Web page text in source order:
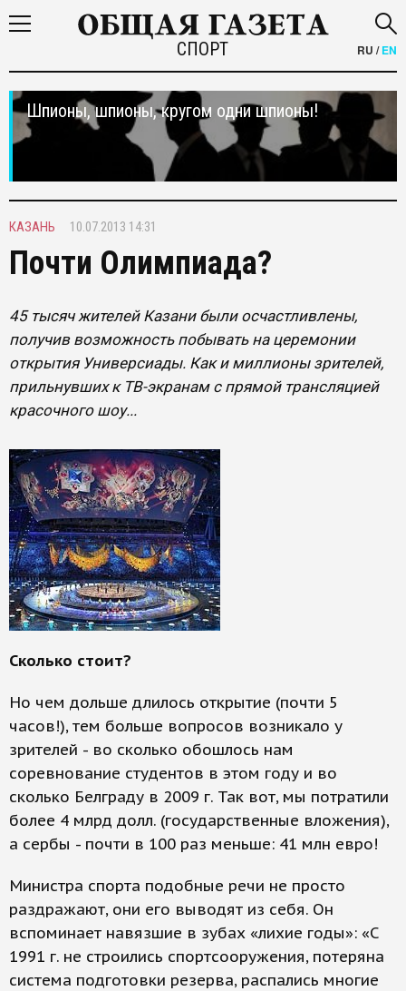
СПОРТ RU /EN
Шпионы, шпионы, кругом одни шпионы!
КАЗАНЬ 10.07.2013 14:31
Почти Олимпиада?
45 тысяч жителей Казани были осчастливлены,
получив возможность побывать на церемонии
открытия Универсиады. Как и миллионы зрителей,
прильнувших к ТВ-экранам с прямой трансляцией
красочного шоу...
Сколько стоит?
Но чем дольше длилось открытие (почти 5
часов!), тем больше вопросов возникало у
зрителей - во сколько обошлось нам
соревнование студентов в этом году и во
сколько Белграду в 2009 г. Так вот, мы потратили
более 4 млрд долл. (государственные вложения),
а сербы - почти в 100 раз меньше: 41 млн евро!
Министра спорта подобные речи не просто
раздражают, они его выводят из себя. Он
вспоминает навязшие в зубах «лихие годы»: «С
1991 г. не строились спортсооружения, потеряна
система подготовки резерва, распались многие